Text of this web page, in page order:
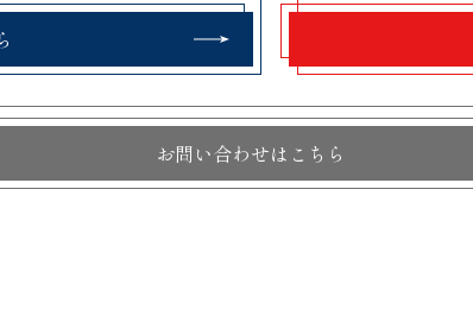
お問い合わせはこちら